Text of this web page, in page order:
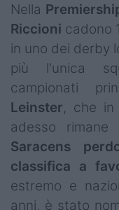
World Rugby
Rugby World
Super Rugby
Rugby in TV
Mercato
Serie A Elite
Nella
Riccioni cadono
in uno dei derby
più l'unica
campionati
Leinster, che in
adesso rimane
Saracens
classifica a
estremo e
anni, è stato